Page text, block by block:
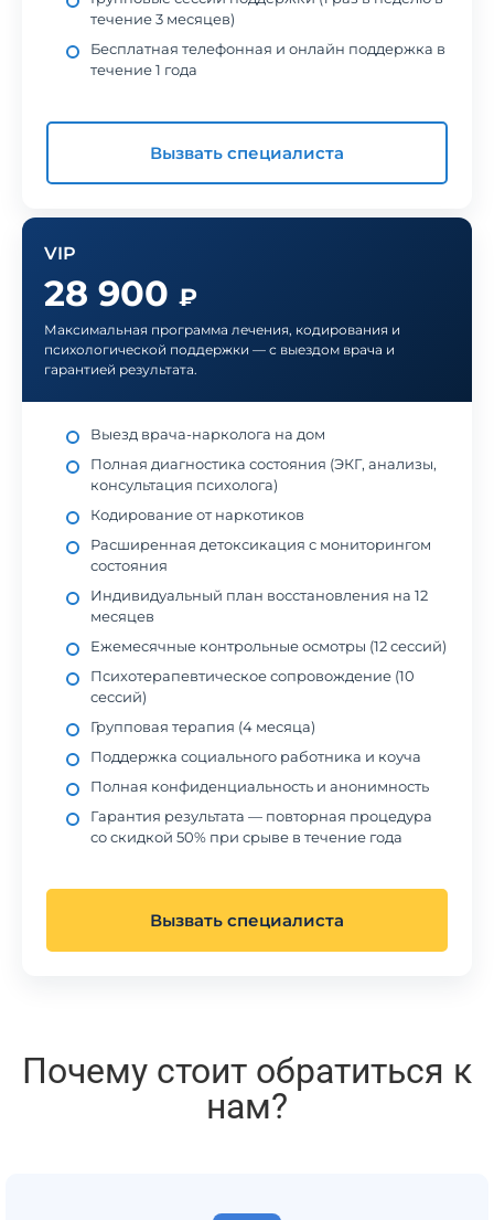
течение 3 месяцев)
Бесплатная телефонная и онлайн поддержка в
течение 1 года
Вызвать специалиста
VIP
28 900 ₽
Максимальная программа лечения, кодирования и
психологической поддержки — с выездом врача и
гарантией результата.
Выезд врача-нарколога на дом
Полная диагностика состояния (ЭКГ, анализы,
консультация психолога)
Кодирование от наркотиков
Расширенная детоксикация с мониторингом
состояния
Индивидуальный план восстановления на 12
месяцев
Ежемесячные контрольные осмотры (12 сессий)
Психотерапевтическое сопровождение (10
сессий)
Групповая терапия (4 месяца)
Поддержка социального работника и коуча
Полная конфиденциальность и анонимность
Гарантия результата — повторная процедура
со скидкой 50% при срыве в течение года
Вызвать специалиста
Почему стоит обратиться к
нам?